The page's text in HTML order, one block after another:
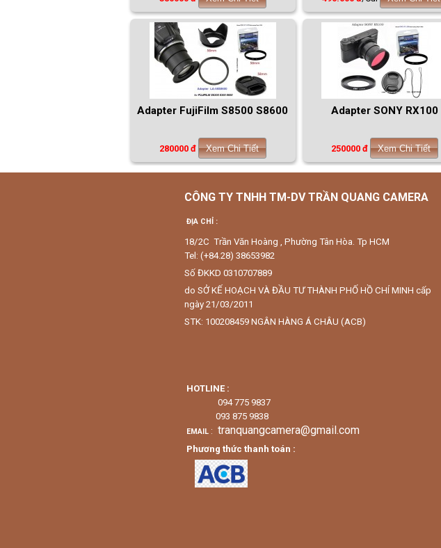
Adapter FujiFilm S8500 S8600
280000 đ Xem Chi Tiết
Adapter SONY RX100
250000 đ Xem Chi Tiết
CÔNG TY TNHH TM-DV TRẦN QUANG CAMERA
ĐỊA CHỈ :
18/2C Trần Văn Hoàng , Phường Tân Hòa. Tp HCM
Tel: (+84.28) 38653982
Số ĐKKD 0310707889
do SỞ KẾ HOẠCH VÀ ĐẦU TƯ THÀNH PHỐ HỒ CHÍ MINH cấp
ngày 21/03/2011
STK: 100208459 NGÂN HÀNG Á CHÂU (ACB)
HOTLINE :
094 775 9837
093 875 9838
EMAIL : tranquangcamera@gmail.com
Phương thức thanh toán :